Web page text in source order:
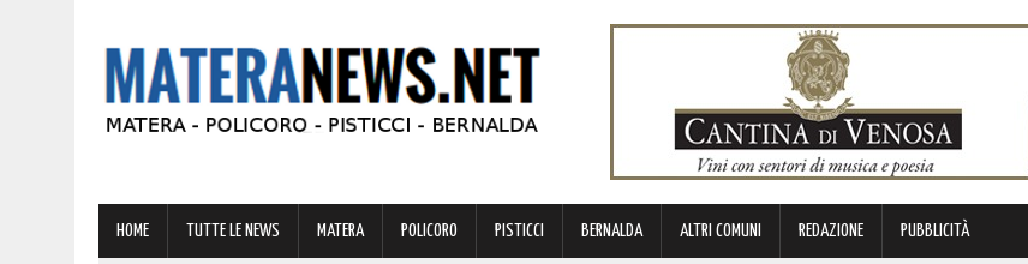
HOME TUTTE LE NEWS MATERA POLICORO PISTICCI BERNALDA ALTRI COMUNI REDAZIONE PUBBLICITÀ